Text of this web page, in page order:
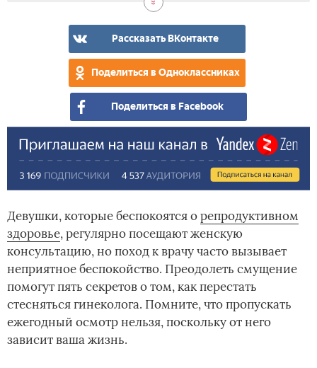
Рассказать ВКонтакте
Поделиться в Одноклассниках
Поделиться в Facebook
Девушки, которые беспокоятся орепродуктивном
здоровье, регулярно посещают женскую
консультацию, но поход к врачу часто вызывает
неприятное беспокойство. Преодолеть смущение
помогут пять секретов о том, как перестать
стесняться гинеколога. Помните, что пропускать
ежегодный осмотр нельзя, поскольку от него
зависит ваша жизнь.